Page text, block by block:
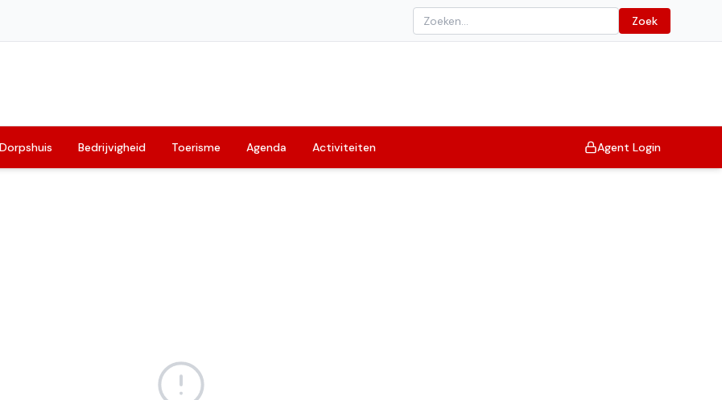
Zoek
Dorpshuis Bedrijvigheid Toerisme Agenda Activiteiten Agent Login